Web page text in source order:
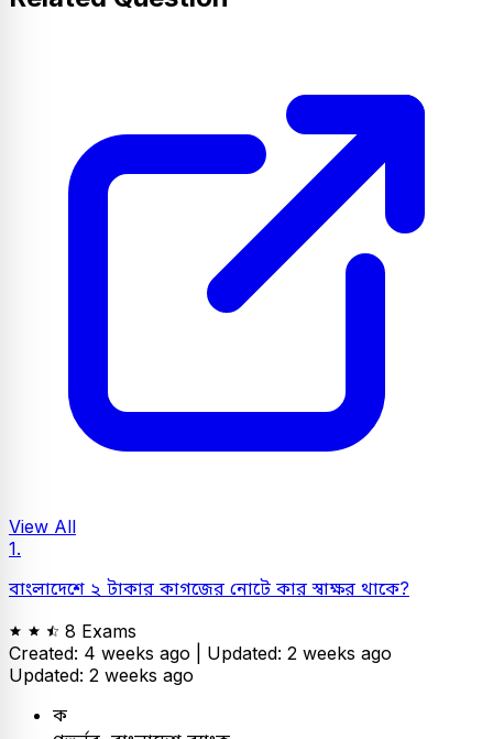
View All
1.
বাংলাদেশে ২ টাকার কাগজের নোটে কার স্বাক্ষর থাকে?
8 Exams
Created: 4 weeks ago | Updated: 2 weeks ago
Updated: 2 weeks ago
ক